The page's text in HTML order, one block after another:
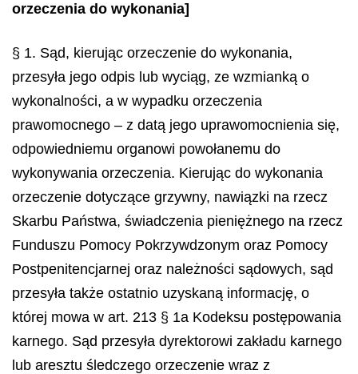
orzeczenia do wykonania]
§ 1. Sąd, kierując orzeczenie do wykonania,
przesyła jego odpis lub wyciąg, ze wzmianką o
wykonalności, a w wypadku orzeczenia
prawomocnego – z datą jego uprawomocnienia się,
odpowiedniemu organowi powołanemu do
wykonywania orzeczenia. Kierując do wykonania
orzeczenie dotyczące grzywny, nawiązki na rzecz
Skarbu Państwa, świadczenia pieniężnego na rzecz
Funduszu Pomocy Pokrzywdzonym oraz Pomocy
Postpenitencjarnej oraz należności sądowych, sąd
przesyła także ostatnio uzyskaną informację, o
której mowa w art. 213 § 1a Kodeksu postępowania
karnego. Sąd przesyła dyrektorowi zakładu karnego
lub aresztu śledczego orzeczenie wraz z